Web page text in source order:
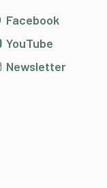
Facebook
YouTube
Newsletter